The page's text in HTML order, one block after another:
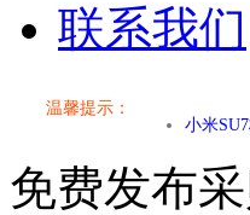
联系我们
温馨提示：
小米
乐道
免费发布